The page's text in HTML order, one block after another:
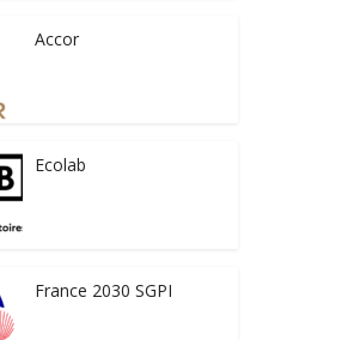
Accor
Ecolab
France 2030 SGPI